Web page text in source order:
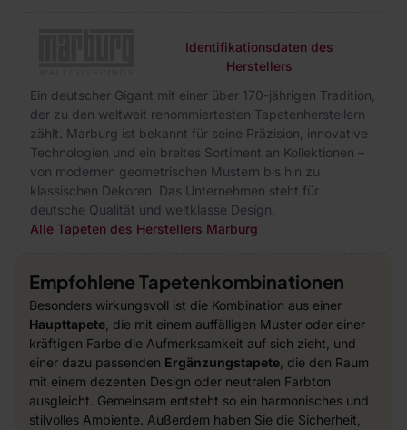
Identifikationsdaten des
Herstellers
Ein deutscher Gigant mit einer über 170-jährigen Tradition,
der zu den weltweit renommiertesten Tapetenherstellern
zählt. Marburg ist bekannt für seine Präzision, innovative
Technologien und ein breites Sortiment an Kollektionen –
von modernen geometrischen Mustern bis hin zu
klassischen Dekoren. Das Unternehmen steht für
deutsche Qualität und weltklasse Design.
Alle Tapeten des Herstellers Marburg
Empfohlene Tapetenkombinationen
Besonders wirkungsvoll ist die Kombination aus einer
Haupttapete , die mit einem auffälligen Muster oder einer
kräftigen Farbe die Aufmerksamkeit auf sich zieht, und
einer dazu passenden Ergänzungstapete , die den Raum
mit einem dezenten Design oder neutralen Farbton
ausgleicht. Gemeinsam entsteht so ein harmonisches und
stilvolles Ambiente. Außerdem haben Sie die Sicherheit,